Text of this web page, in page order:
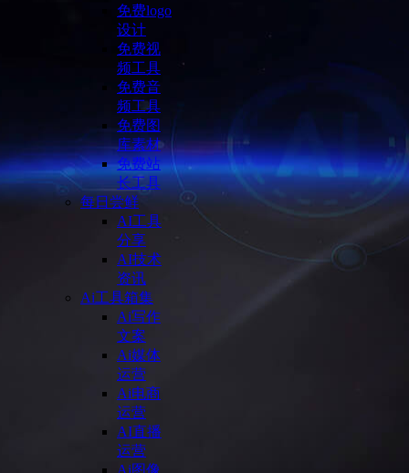
免费logo
设计
免费视
频工具
免费音
频工具
免费图
库素材
免费站
长工具
每日尝鲜
AI工具
分享
AI技术
资讯
Ai工具箱集
Ai写作
文案
Ai媒体
运营
Ai电商
运营
AI直播
运营
Ai图像